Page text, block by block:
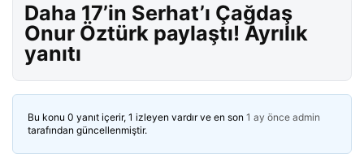
Daha 17’in Serhat’ı Çağdaş
Onur Öztürk paylaştı! Ayrılık
yanıtı
Bu konu 0 yanıt içerir, 1 izleyen vardır ve en son 1 ay önce admin
tarafından güncellenmiştir.